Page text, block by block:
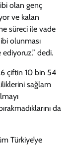
olan genç
ve kalan
süreci ile vade
olunması
dedi.
çiftin 10 bin 54
sağlam
da
Türkiye’ye